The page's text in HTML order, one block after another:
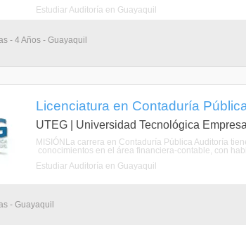
Estudiar Auditoría en Guayaquil
- 4 Años - Guayaquil
Licenciatura en Contaduría
UTEG | Universidad Tecnológica
MISIÓNLa carrera en Contaduría Pública Auditoría
conocimientos en el área financiera-contable, con
Estudiar Auditoría en Guayaquil
- Guayaquil